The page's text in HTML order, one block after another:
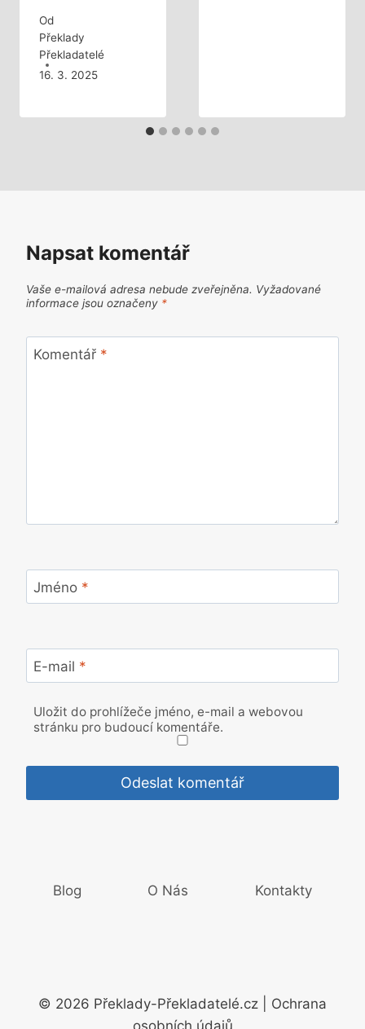
Od
Překlady
Překladatelé
16. 3. 2025
Napsat komentář
Vaše e-mailová adresa nebude zveřejněna. Vyžadované
informace jsou označeny *
Komentář *
Jméno *
E-mail *
Uložit do prohlížeče jméno, e-mail a webovou
stránku pro budoucí komentáře.
Blog O Nás Kontakty
© 2026 Překlady-Překladatelé.cz | Ochrana
osobních údajů